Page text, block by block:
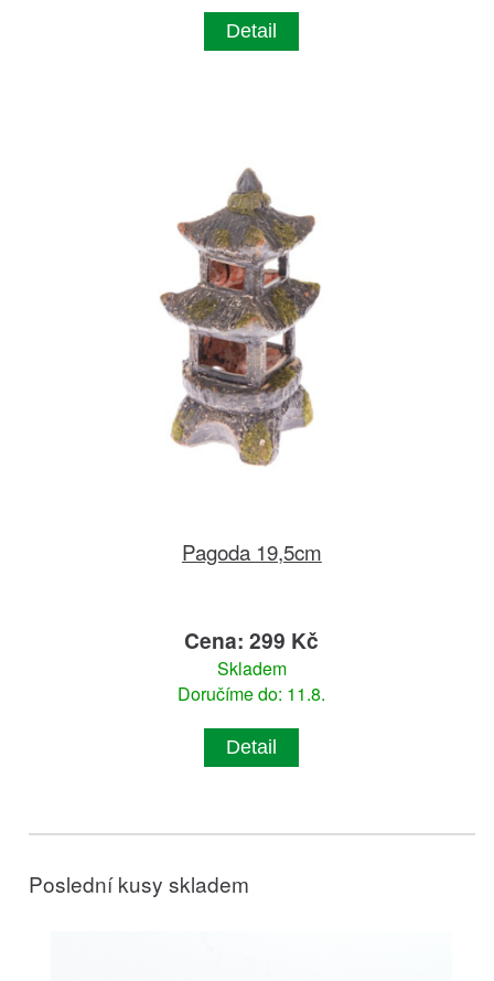
Detail
Pagoda 19,5cm
Cena: 299 Kč
Skladem
Doručíme do: 11.8.
Detail
Poslední kusy skladem